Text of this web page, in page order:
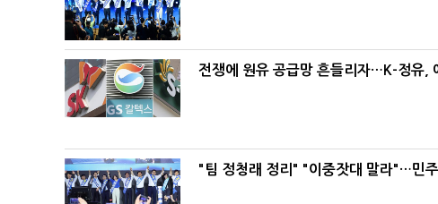
전쟁에 원유 공급망 흔들리자…K-정유,
"팀 정청래 정리" "이중잣대 말라"…민